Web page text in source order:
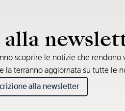
scoprire le notizie che rendono
la terranno aggiornata su tutte le
alla newsletter